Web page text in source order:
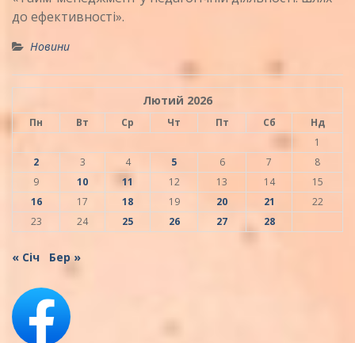
до ефективності».
Новини
Лютий 2026
Пн Вт Ср Чт Пт Сб
Нд
1
2
3 4 5 6 7
8
9
10 11 12 13 14
15
16
17 18 19 20 21
22
23
24 25 26 27 28
« Січ Бер »